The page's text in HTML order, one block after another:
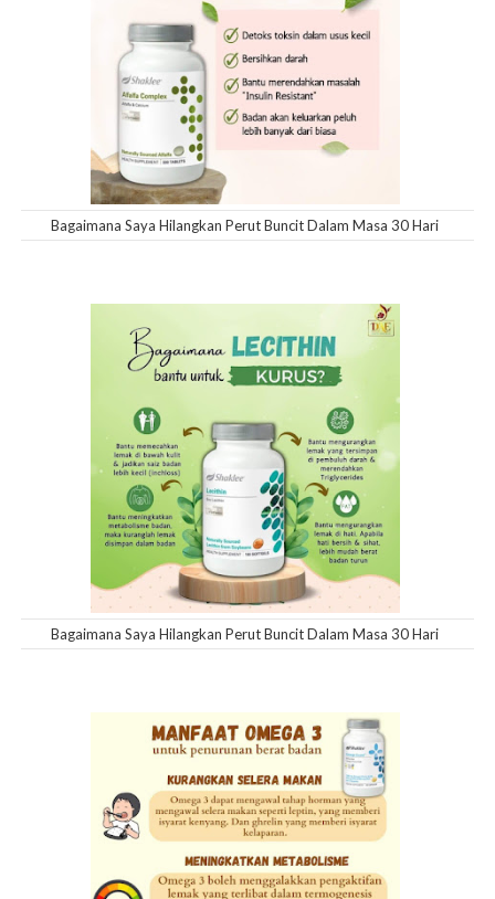
Bagaimana Saya Hilangkan Perut Buncit Dalam Masa 30 Hari
Bagaimana Saya Hilangkan Perut Buncit Dalam Masa 30 Hari